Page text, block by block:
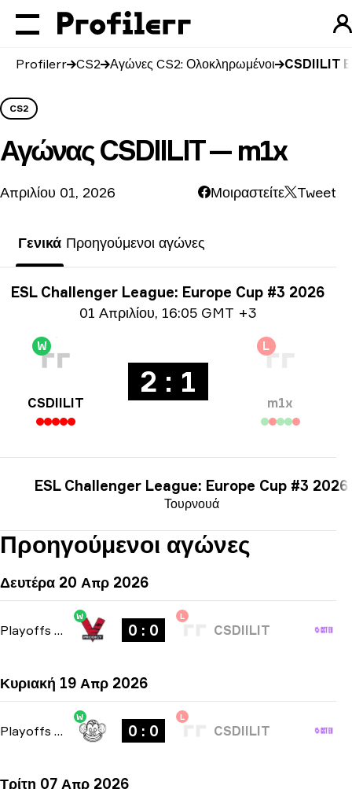
Profilerr CS2 Αγώνες CS2: Ολοκληρωμένοι CSDIILIT
CS2
Αγώνας CSDIILIT — m1x
Απριλίου 01, 2026 Μοιραστείτε Tweet
Γενικά Προηγούμενοι αγώνες
Πληροφορίες τουρνουά
ESL Challenger League: Europe Cup #3 2026
01 Απριλίου, 16:05 GMT +3
W
CSDIILIT
2 : 1
L
m1x
Τουρνουά
ESL Challenger League: Europe Cup #3 2026
Προηγούμενοι αγώνες
Δευτέρα 20 Απρ 2026
Playoffs bo3
W
0 : 0
L
CSDIILIT
Κυριακή 19 Απρ 2026
Playoffs bo3
W
0 : 0
L
CSDIILIT
Τρίτη 07 Απρ 2026